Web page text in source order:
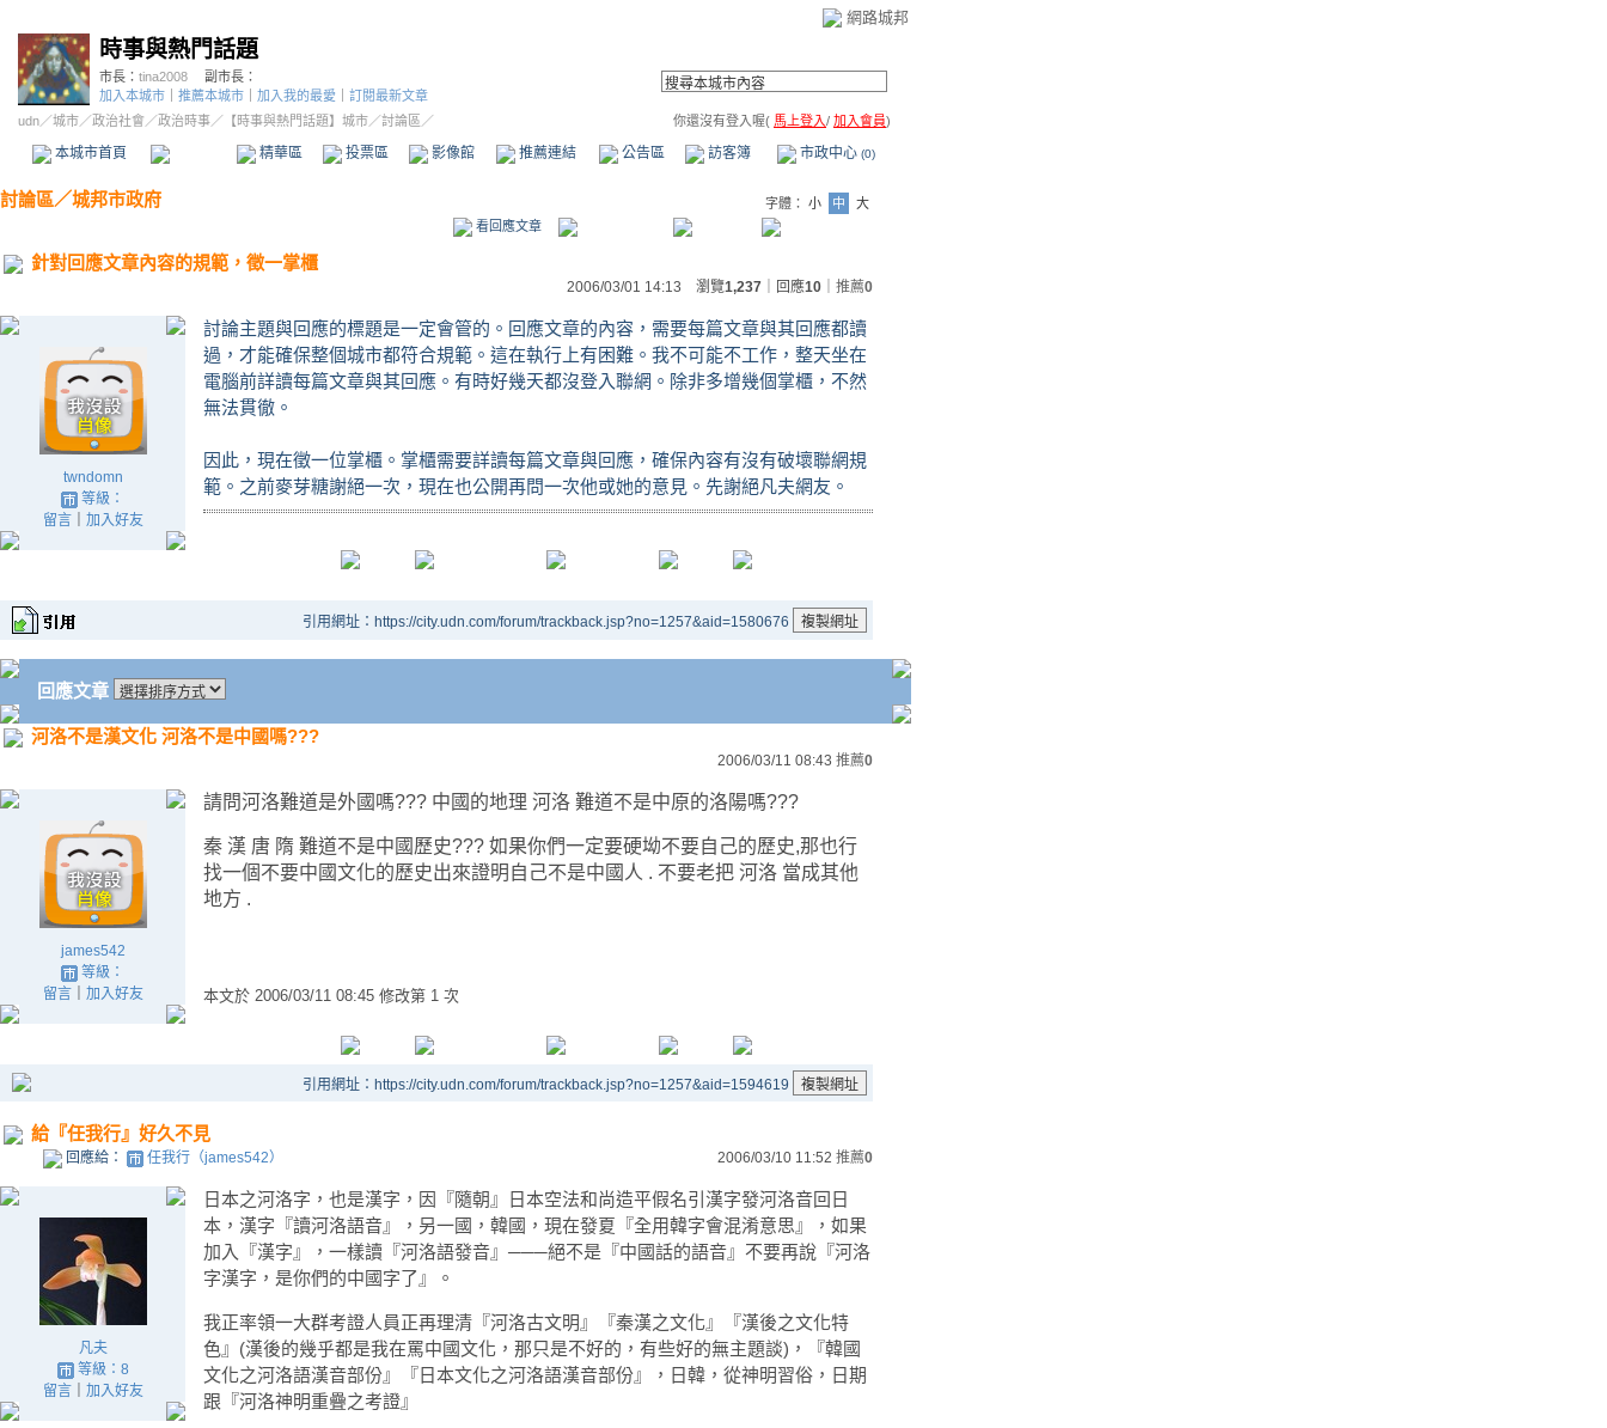
網路城邦
時事與熱門話題
市長： tina2008
副市長：
加入本城市
推薦本城市 加入我的最愛
訂閱最新文章
udn／城市／政治社會 ／政治時事／ 【時事與熱門話題】城市／討論區／ 你還沒有登入喔( 馬上登入/ 加入會員)
本城市首頁 精華區 投票區 影像館 推薦連結 公告區 訪客簿 市政中心 (0)
討論區／城邦市政府 字體： 小 中
大
看回應文章
針對回應文章內容的規範，徵一掌櫃
2006/03/01 14:13 瀏覽1,237 ｜回應10 推薦0
twndomn
等級：
留言｜ 加入好友
討論主題與回應的標題是一定會管的。回應文章的內容，需要每篇文章與其回應都讀
過，才能確保整個城市都符合規範。這在執行上有困難。我不可能不工作，整天坐在
電腦前詳讀每篇文章與其回應。有時好幾天都沒登入聯網。除非多增幾個掌櫃，不然
無法貫徹。
因此，現在徵一位掌櫃。掌櫃需要詳讀每篇文章與回應，確保內容有沒有破壞聯網規
範。之前麥芽糖謝絕一次，現在也公開再問一次他或她的意見。先謝絕凡夫網友。
引用網址：https://city.udn.com/forum/trackback.jsp?no=1257&aid=1580676
回應文章
河洛不是漢文化 河洛不是中國嗎???
2006/03/11 08:43 推薦0
james542
等級：
留言｜ 加入好友
請問河洛難道是外國嗎??? 中國的地理 河洛 難道不是中原的洛陽嗎???
秦 漢 唐 隋 難道不是中國歷史??? 如果你們一定要硬坳不要自己的歷史,那也行
找一個不要中國文化的歷史出來證明自己不是中國人 . 不要老把 河洛 當成其他
地方 .
本文於 2006/03/11 08:45 修改第 1 次
引用網址：https://city.udn.com/forum/trackback.jsp?no=1257&aid=1594619
給『任我行』好久不見
回應給： 任我行（james542） 2006/03/10 11:52 推薦0
凡夫
等級：8
留言｜ 加入好友
日本之河洛字，也是漢字，因『隨朝』日本空法和尚造平假名引漢字發河洛音回日
本，漢字『讀河洛語音』，另一國，韓國，現在發夏『全用韓字會混淆意思』，如果
加入『漢字』，一樣讀『河洛語發音』───絕不是『中國話的語音』不要再說『河洛
字漢字，是你們的中國字了』。
我正率領一大群考證人員正再理清『河洛古文明』『秦漢之文化』『漢後之文化特
色』(漢後的幾乎都是我在罵中國文化，那只是不好的，有些好的無主題談)，『韓國
文化之河洛語漢音部份』『日本文化之河洛語漢音部份』，日韓，從神明習俗，日期
跟『河洛神明重疊之考證』